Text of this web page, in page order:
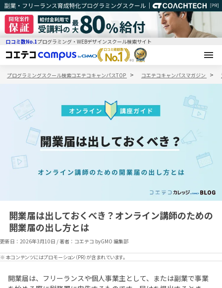
口コミ数No.1プログラミング・WEBデザインスクール検索サイト
プログラミングスクール検索コエテコキャンパスTOP コエテコキャンパスマガジン
開業届は出しておくべき？オンライン講師のための
開業届の出し方とは
更新日： 2026年3月10日 /著者：コエテコ byGMO 編集部
※ 本コンテンツにはプロモーション（PR）が含まれています。
開業届は、フリーランスや個人事業主として、または副業で事業